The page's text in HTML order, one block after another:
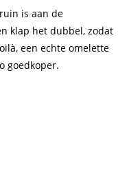
is aan de
klap het dubbel, zodat
een echte omelette
goedkoper.